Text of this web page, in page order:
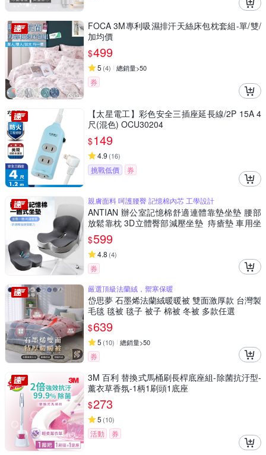
FOCA 3M專利吸濕排汗天絲床包枕套組-單/雙/
加均價
$499
5 (4) 總銷量>50
券
【太星電工】彩色安全三插座延長線/2P 15A 4
尺(混色) OCU30204
$149
4.9 (16)
挑戰低價 券
親膚面料 呵護腰臀 記憶棉內芯 工學設計
ANTIAN 辦公室記憶棉舒適連體靠墊坐墊 腰部
放鬆靠枕 3D立體臀部減壓坐墊 痔瘡墊 車用坐
墊
$599
4.8 (4)
券
嚴選頂級法蘭絨，禦寒保暖
岱思夢 石墨烯法蘭絨暖暖被 雙面激厚款 台灣製
毛毯 毯被 毯子 被子 棉被 冬被 多款任選
$639
5 (10) 總銷量>50
券
3M 百利 替換式馬桶刷長桿底座組-除菌抗汙型-
薰衣草香氛-1柄1刷頭1底座
$273
5 (10)
活動 券